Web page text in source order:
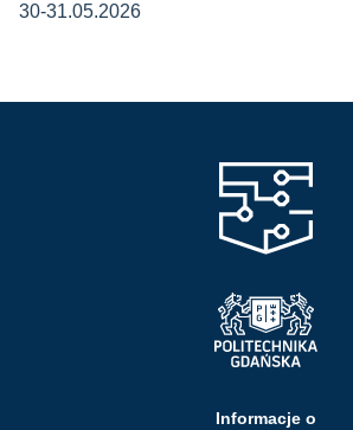
30-31.05.2026
Informacje o